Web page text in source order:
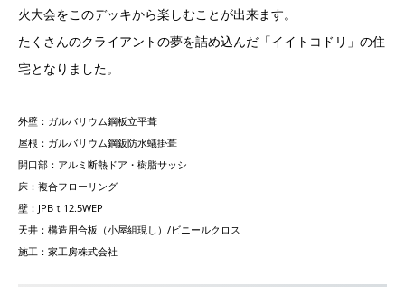
火大会をこのデッキから楽しむことが出来ます。
たくさんのクライアントの夢を詰め込んだ「イイトコドリ」の住
宅となりました。
外壁：ガルバリウム鋼板立平葺
屋根：ガルバリウム鋼鈑防水蟻掛葺
開口部：アルミ断熱ドア・樹脂サッシ
床：複合フローリング
壁：JPBｔ12.5WEP
天井：構造用合板（小屋組現し）/ビニールクロス
施工：家工房株式会社